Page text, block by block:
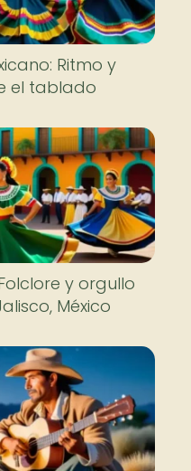
Ritmo y
el tablado
y orgullo
México